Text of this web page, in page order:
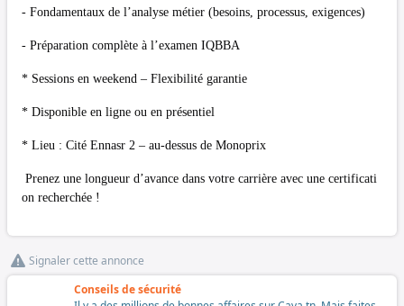
- Fondamentaux de l’analyse métier (besoins, processus, exigences)
- Préparation complète à l’examen IQBBA
* Sessions en weekend – Flexibilité garantie
* Disponible en ligne ou en présentiel
* Lieu : Cité Ennasr 2 – au-dessus de Monoprix
Prenez une longueur d’avance dans votre carrière avec une certificati
on recherchée !
Signaler cette annonce
Conseils de sécurité